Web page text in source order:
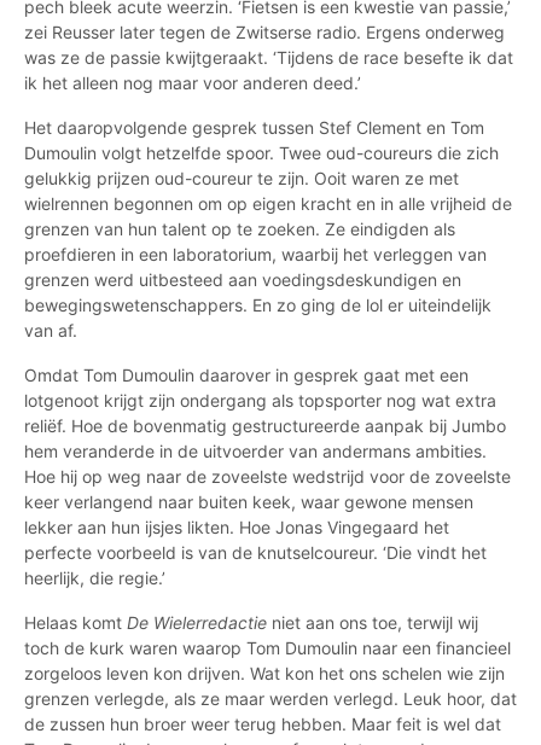
pech bleek acute weerzin. ‘Fietsen is een kwestie van passie,’
zei Reusser later tegen de Zwitserse radio. Ergens onderweg
was ze de passie kwijtgeraakt. ‘Tijdens de race besefte ik dat
ik het alleen nog maar voor anderen deed.’
Het daaropvolgende gesprek tussen Stef Clement en Tom
Dumoulin volgt hetzelfde spoor. Twee oud-coureurs die zich
gelukkig prijzen oud-coureur te zijn. Ooit waren ze met
wielrennen begonnen om op eigen kracht en in alle vrijheid de
grenzen van hun talent op te zoeken. Ze eindigden als
proefdieren in een laboratorium, waarbij het verleggen van
grenzen werd uitbesteed aan voedingsdeskundigen en
bewegingswetenschappers. En zo ging de lol er uiteindelijk
van af.
Omdat Tom Dumoulin daarover in gesprek gaat met een
lotgenoot krijgt zijn ondergang als topsporter nog wat extra
reliëf. Hoe de bovenmatig gestructureerde aanpak bij Jumbo
hem veranderde in de uitvoerder van andermans ambities.
Hoe hij op weg naar de zoveelste wedstrijd voor de zoveelste
keer verlangend naar buiten keek, waar gewone mensen
lekker aan hun ijsjes likten. Hoe Jonas Vingegaard het
perfecte voorbeeld is van de knutselcoureur. ‘Die vindt het
heerlijk, die regie.’
Helaas komt De Wielerredactie niet aan ons toe, terwijl wij
toch de kurk waren waarop Tom Dumoulin naar een financieel
zorgeloos leven kon drijven. Wat kon het ons schelen wie zijn
grenzen verlegde, als ze maar werden verlegd. Leuk hoor, dat
de zussen hun broer weer terug hebben. Maar feit is wel dat